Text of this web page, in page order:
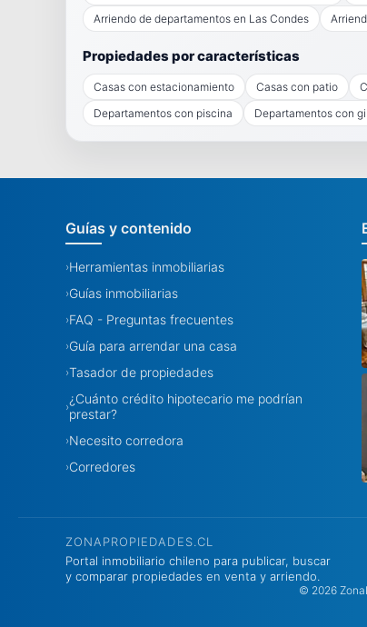
Arriendo de departamentos en Las Condes
Propiedades por características
Casas con estacionamiento Casas con patio
Departamentos con piscina
Departamentos con
Guías y contenido
›Herramientas inmobiliarias
›Guías inmobiliarias
›FAQ - Preguntas frecuentes
›Guía para arrendar una casa
›Tasador de propiedades
›¿Cuánto crédito hipotecario me podrían
prestar?
›Necesito corredora
›Corredores
ZONAPROPIEDADES.CL
Portal inmobiliario chileno para publicar, buscar
y comparar propiedades en venta y arriendo.
© 2026